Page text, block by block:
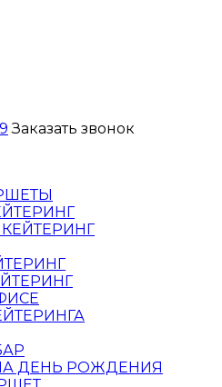
Заказать звонок
ДЕНЬ РОЖДЕНИЯ